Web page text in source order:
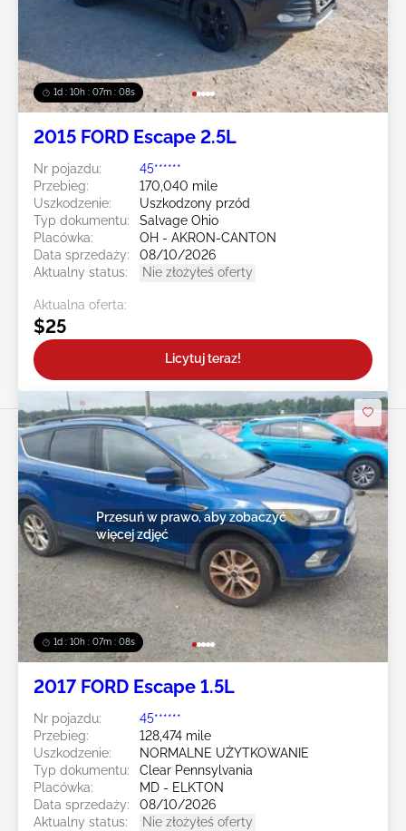
1d : 10h : 07m : 05s
2015 FORD Escape 2.5L
Nr pojazdu:
45******
Przebieg:
170,040 mile
Uszkodzenie:
Uszkodzony przód
Typ dokumentu:
Salvage Ohio
Placówka:
OH - AKRON-CANTON
Data sprzedaży:
08/10/2026
Aktualny status:
Nie złożyłeś oferty
Aktualna oferta:
$25
Licytuj teraz!
1d : 10h : 07m : 05s
Przesuń w prawo, aby zobaczyć
więcej zdjęć
2017 FORD Escape 1.5L
Nr pojazdu:
45******
Przebieg:
128,474 mile
Uszkodzenie:
NORMALNE UŻYTKOWANIE
Typ dokumentu:
Clear Pennsylvania
Placówka:
MD - ELKTON
Data sprzedaży:
08/10/2026
Aktualny status:
Nie złożyłeś oferty